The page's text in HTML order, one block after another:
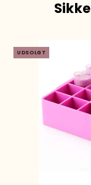
UDSOLGT